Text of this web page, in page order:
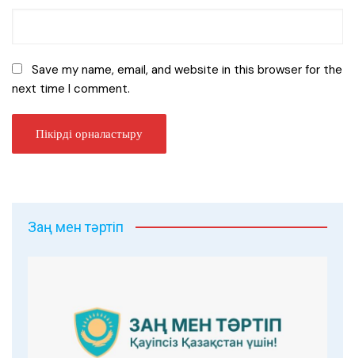
Save my name, email, and website in this browser for the
next time I comment.
Заң мен тәртіп